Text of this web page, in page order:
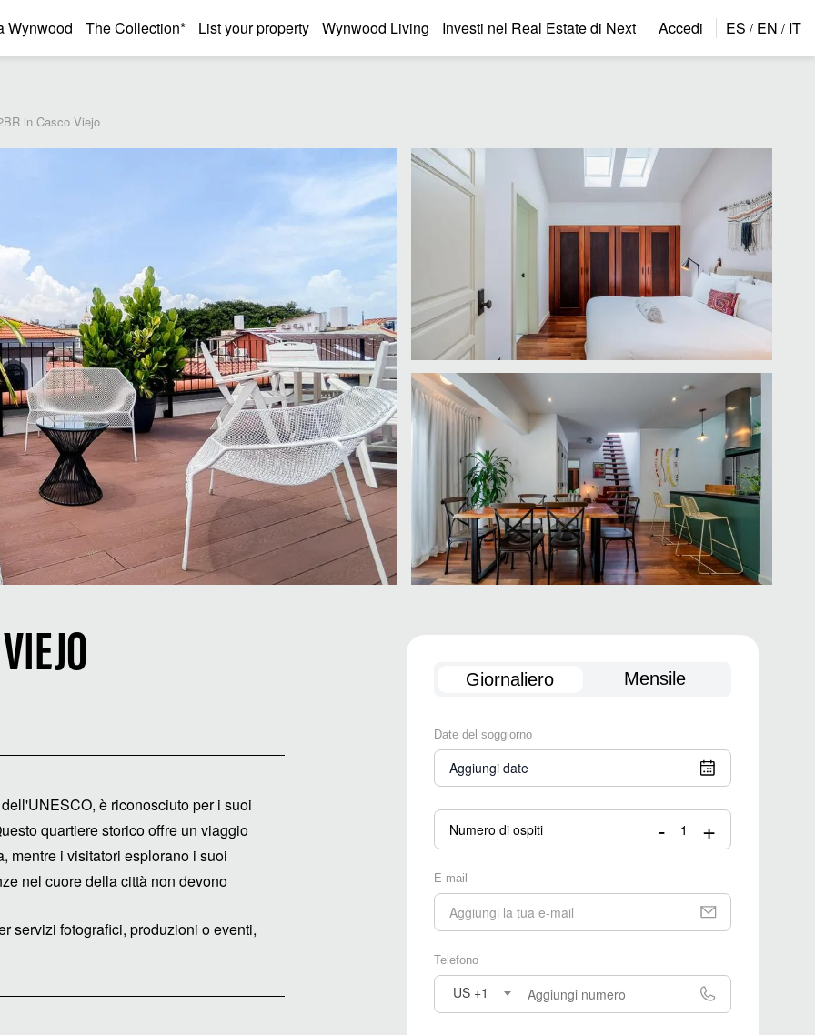
Wynwood The Collection* List your property Wynwood Living Investi nel Real Estate di Next Accedi ES / EN / IT
in Casco Viejo
è riconosciuto per i suoi
quartiere storico offre un viaggio
mentre i visitatori esplorano i suoi
nel cuore della città non devono
servizi fotografici, produzioni o eventi,
Giornaliero Mensile
Date del soggiorno
Aggiungi date
Numero di ospiti - +
E-mail
Telefono
US +1